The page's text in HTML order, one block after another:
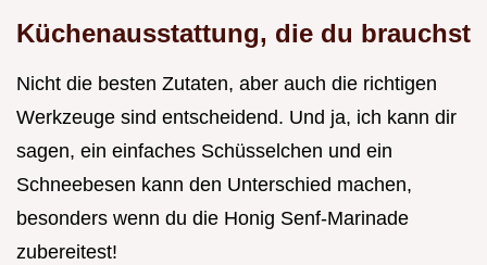
Küchenausstattung, die du brauchst
Nicht die besten Zutaten, aber auch die richtigen
Werkzeuge sind entscheidend. Und ja, ich kann dir
sagen, ein einfaches Schüsselchen und ein
Schneebesen kann den Unterschied machen,
besonders wenn du die Honig Senf-Marinade
zubereitest!